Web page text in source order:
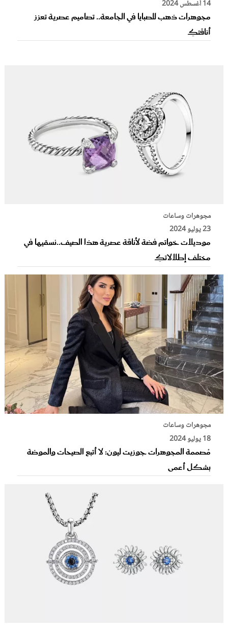
14 أغسطس 2024
مجوهرات ذهب للصبايا في الجامعة.. تصاميم عصرية تعزز
أناقتكِ
مجوهرات وساعات
23 يوليو 2024
موديلات خواتم فضة لأناقة عصرية هذا الصيف..نسقيها في
مختلف إطلالاتكِ
مجوهرات وساعات
18 يوليو 2024
مُصممة المجوهرات جوزيت ليون: لا أتبع الصيحات والموضة
بشكل أعمى